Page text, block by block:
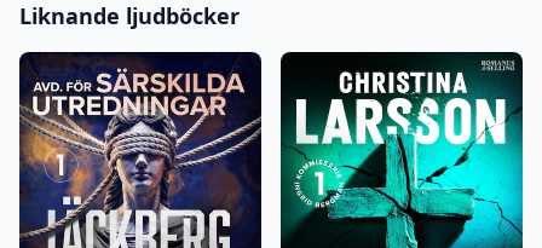
Liknande ljudböcker